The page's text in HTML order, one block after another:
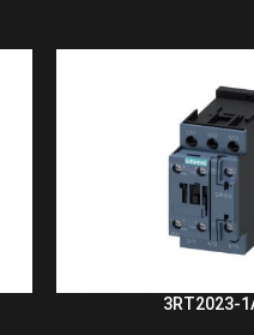
3RT2023-